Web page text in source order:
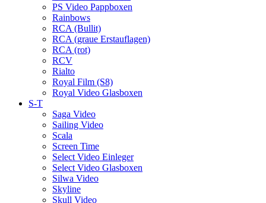
PS Video Pappboxen
Rainbows
RCA (Bullit)
RCA (graue Erstauflagen)
RCA (rot)
RCV
Rialto
Royal Film (S8)
Royal Video Glasboxen
S-T
Saga Video
Sailing Video
Scala
Screen Time
Select Video Einleger
Select Video Glasboxen
Silwa Video
Skyline
Skull Video